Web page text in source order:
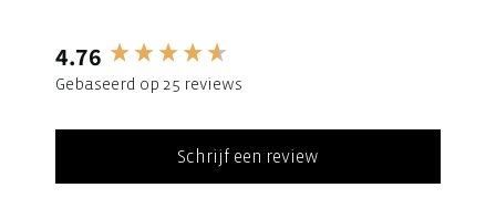
4.76
Gebaseerd op 25 reviews
Schrijf een review
New content loaded